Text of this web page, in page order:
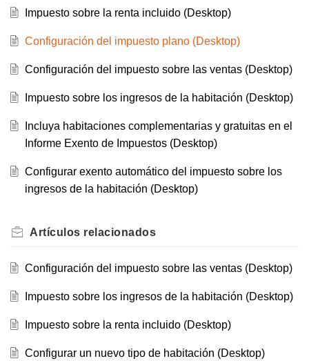
Impuesto sobre la renta incluido (Desktop)
Configuración del impuesto plano (Desktop)
Configuración del impuesto sobre las ventas (Desktop)
Impuesto sobre los ingresos de la habitación (Desktop)
Incluya habitaciones complementarias y gratuitas en el
Informe Exento de Impuestos (Desktop)
Configurar exento automático del impuesto sobre los
ingresos de la habitación (Desktop)
Artículos relacionados
Configuración del impuesto sobre las ventas (Desktop)
Impuesto sobre los ingresos de la habitación (Desktop)
Impuesto sobre la renta incluido (Desktop)
Configurar un nuevo tipo de habitación (Desktop)